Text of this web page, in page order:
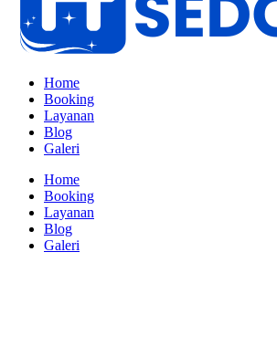
Home
Booking
Layanan
Blog
Galeri
Home
Booking
Layanan
Blog
Galeri